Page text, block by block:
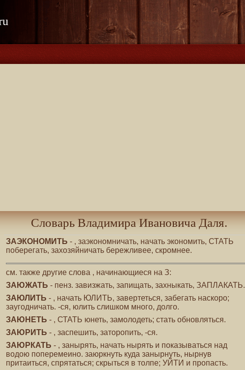
Словарь Владимира Ивановича Даля.
ЗАЭКОНОМИТЬ - , заэкономничать, начать экономить, СТАТЬ
поберегать, захозяйничать бережливее, скромнее.
см. также другие слова , начинающиеся на З:
ЗАЮЖАТЬ - пенз. завизжать, запищать, захныкать, ЗАПЛАКАТЬ.
ЗАЮЛИТЬ - , начать ЮЛИТЬ, завертеться, забегать наскоро;
заугодничать. -ся, юлить слишком много, долго.
ЗАЮНЕТЬ - , СТАТЬ юнеть, замолодеть; стать обновляться.
ЗАЮРИТЬ - , заспешить, заторопить, -ся.
ЗАЮРКАТЬ - , занырять, начать нырять и показываться над
водою поперемеино. заюркнуть куда занырнуть, нырнув
притаиться, спрятаться; скрыться в толпе; УЙТИ и пропасть.